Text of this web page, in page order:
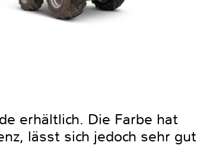
erhältlich. Die Farbe hat
lässt sich jedoch sehr gut